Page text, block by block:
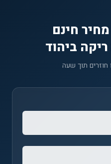
חינם
ריקה ביהוד
תוך שעה